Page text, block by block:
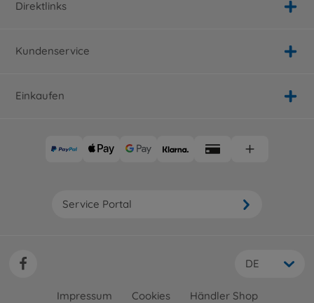
Direktlinks
Kundenservice
Einkaufen
Service Portal
DE
Impressum Cookies Händler Shop